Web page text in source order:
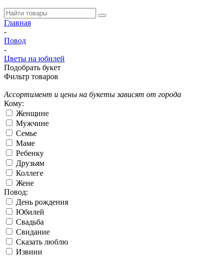
Главная
-
Повод
-
Цветы на юбилей
Подобрать букет
Фильтр товаров
Ассортимент и цены на букеты зависят от города
Кому:
Женщине
Мужчине
Семье
Маме
Ребенку
Друзьям
Коллеге
Жене
Повод:
День рождения
Юбилей
Свадьба
Свидание
Сказать люблю
Извини